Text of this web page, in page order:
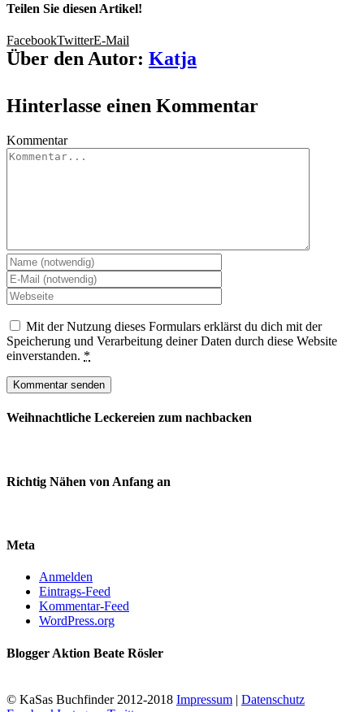
Teilen Sie diesen Artikel!
FacebookTwitterE-Mail
Über den Autor: Katja
Hinterlasse einen Kommentar
Kommentar
Mit der Nutzung dieses Formulars erklärst du dich mit der
Speicherung und Verarbeitung deiner Daten durch diese Website
einverstanden. *
Weihnachtliche Leckereien zum nachbacken
Richtig Nähen von Anfang an
Meta
Anmelden
Eintrags-Feed
Kommentar-Feed
WordPress.org
Blogger Aktion Beate Rösler
© KaSas Buchfinder 2012-2018 Impressum | Datenschutz